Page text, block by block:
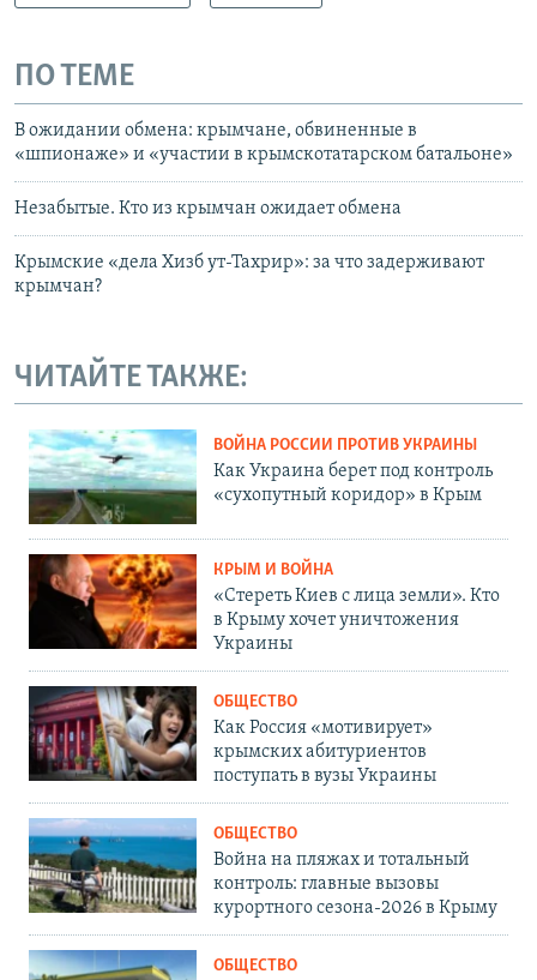
ПО ТЕМЕ
В ожидании обмена: крымчане, обвиненные в
«шпионаже» и «участии в крымскотатарском батальоне»
Незабытые. Кто из крымчан ожидает обмена
Крымские «дела Хизб ут-Тахрир»: за что задерживают
крымчан?
ЧИТАЙТЕ ТАКЖЕ:
ВОЙНА РОССИИ ПРОТИВ УКРАИНЫ
Как Украина берет под контроль
«сухопутный коридор» в Крым
КРЫМ И ВОЙНА
«Стереть Киев с лица земли». Кто
в Крыму хочет уничтожения
Украины
ОБЩЕСТВО
Как Россия «мотивирует»
крымских абитуриентов
поступать в вузы Украины
ОБЩЕСТВО
Война на пляжах и тотальный
контроль: главные вызовы
курортного сезона-2026 в Крыму
ОБЩЕСТВО